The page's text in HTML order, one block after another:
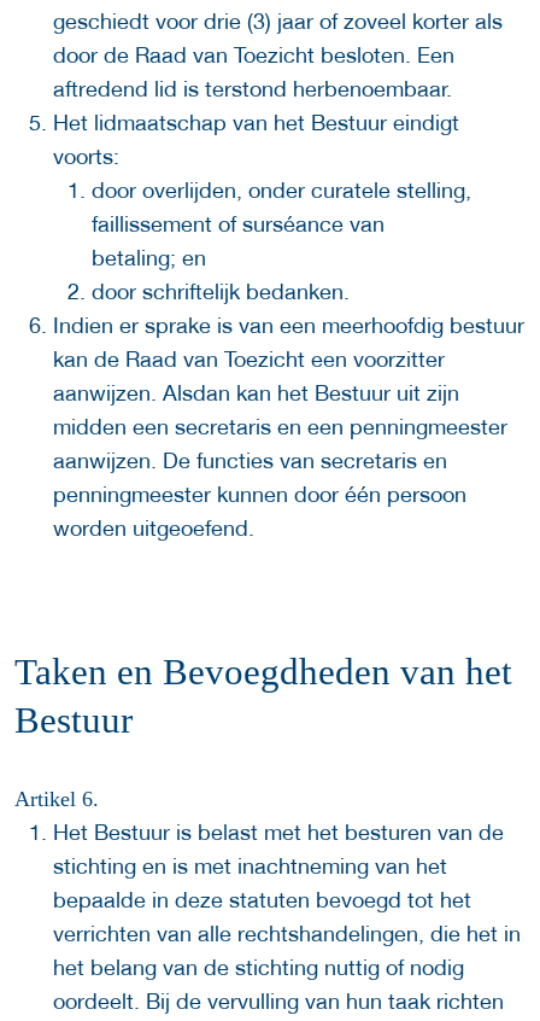
geschiedt voor drie (3) jaar of zoveel korter als
door de Raad van Toezicht besloten. Een
aftredend lid is terstond herbenoembaar.
Het lidmaatschap van het Bestuur eindigt
voorts:
door overlijden, onder curatele stelling,
faillissement of surséance van
betaling; en
door schriftelijk bedanken.
Indien er sprake is van een meerhoofdig bestuur
kan de Raad van Toezicht een voorzitter
aanwijzen. Alsdan kan het Bestuur uit zijn
midden een secretaris en een penningmeester
aanwijzen. De functies van secretaris en
penningmeester kunnen door één persoon
worden uitgeoefend.
Taken en Bevoegdheden van het
Bestuur
Artikel 6.
Het Bestuur is belast met het besturen van de
stichting en is met inachtneming van het
bepaalde in deze statuten bevoegd tot het
verrichten van alle rechtshandelingen, die het in
het belang van de stichting nuttig of nodig
oordeelt. Bij de vervulling van hun taak richten